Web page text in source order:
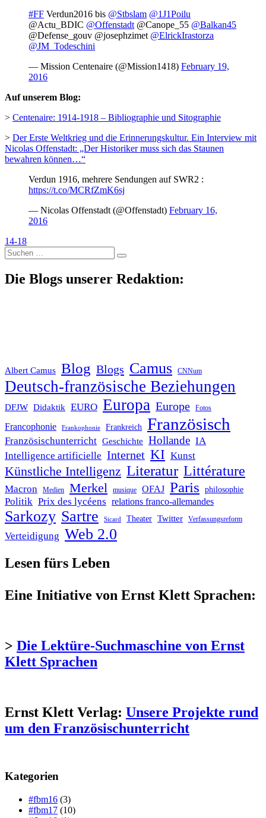
#FF Verdun2016 bis @Stbslam @1J1Poilu
@Actu_BDIC @Offenstadt@Canope_55 @Balkan45
@Defense_gouv @josephzimet @ElrickIrastorza
@JM_Todeschini
— Mission Centenaire (@Mission1418) February 19,
2016
Auf unserem Blog:
> Centenaire: 1914-1918 – Bibliographie und Sitographie
> Der Erste Weltkrieg und die Erinnerungskultur. Ein Interview mit
Nicolas Offenstadt: „Der Historiker muss sich das Staunen
bewahren können…“
Verdun 1916, mehrere Sendungen auf SWR2 :
https://t.co/MCRfZmK6sj
— Nicolas Offenstadt (@Offenstadt) February 16,
2016
14-18
Suche
nach:
Die Blogs unserer Redaktion:
Albert Camus Blog Blogs Camus CNNum
Deutsch-französische Beziehungen
DFJW Didaktik EURO Europa Europe Fotos
Francophonie Frankophonie Frankreich Französisch
Französischunterricht Geschichte Hollande IA
Intelligence artificielle Internet KI Kunst
Künstliche Intelligenz Literatur Littérature
Macron Medien Merkel musique OFAJ Paris philosophie
Politik Prix des lycéens relations franco-allemandes
Sarkozy Sartre Sicard Theater Twitter Verfassungsreform
Verteidigung Web 2.0
Lesen fürs Leben
Eine Initiative von Ernst Klett Sprachen:
> Die Lektüre-Suchmaschine von Ernst
Klett Sprachen
Ernst Klett Verlag: Unsere Projekte rund
um den Französischunterricht
Kategorien
#fbm16 (3)
#fbm17 (10)